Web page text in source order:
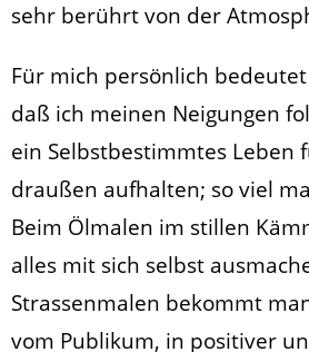
sehr berührt von der
Für mich persönlich
daß ich meinen Neigungen
ein Selbstbestimmtes Leben
draußen aufhalten; so viel
Beim Ölmalen im stillen
alles mit sich selbst
Strassenmalen bekommt
vom Publikum, in positiver